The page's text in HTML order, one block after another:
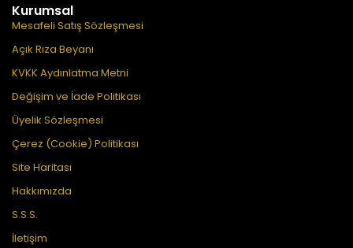
Kurumsal
Mesafeli Satış Sözleşmesi
Açık Rıza Beyanı
KVKK Aydınlatma Metni
Değişim ve İade Politikası
Üyelik Sözleşmesi
Çerez (Cookie) Politikası
Site Haritası
Hakkımızda
S.S.S.
İletişim